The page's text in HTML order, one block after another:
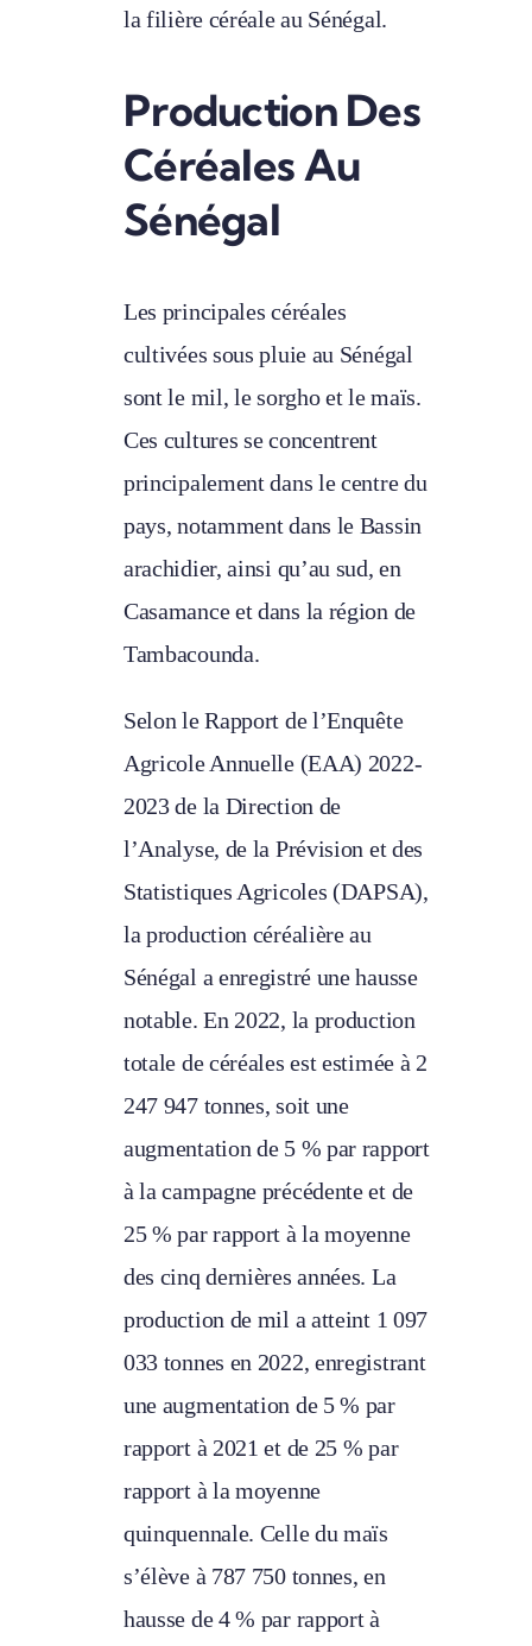
la filière céréale au Sénégal.
Production Des
Céréales Au
Sénégal
Les principales céréales
cultivées sous pluie au Sénégal
sont le mil, le sorgho et le maïs.
Ces cultures se concentrent
principalement dans le centre du
pays, notamment dans le Bassin
arachidier, ainsi qu’au sud, en
Casamance et dans la région de
Tambacounda.
Selon le Rapport de l’Enquête
Agricole Annuelle (EAA) 2022-
2023 de la Direction de
l’Analyse, de la Prévision et des
Statistiques Agricoles (DAPSA),
la production céréalière au
Sénégal a enregistré une hausse
notable. En 2022, la production
totale de céréales est estimée à 2
247 947 tonnes, soit une
augmentation de 5 % par rapport
à la campagne précédente et de
25 % par rapport à la moyenne
des cinq dernières années. La
production de mil a atteint 1 097
033 tonnes en 2022, enregistrant
une augmentation de 5 % par
rapport à 2021 et de 25 % par
rapport à la moyenne
quinquennale. Celle du maïs
s’élève à 787 750 tonnes, en
hausse de 4 % par rapport à